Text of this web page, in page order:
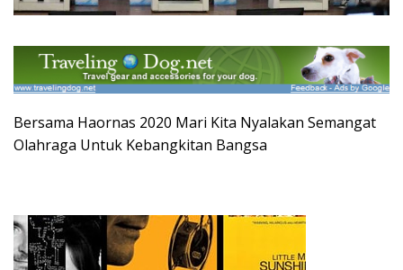
Bersama Haornas 2020 Mari Kita Nyalakan Semangat
Olahraga Untuk Kebangkitan Bangsa